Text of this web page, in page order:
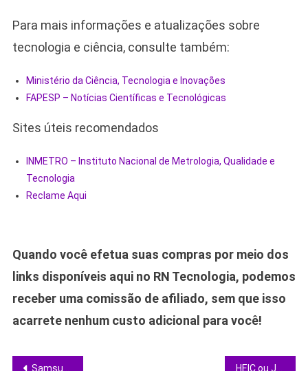
Para mais informações e atualizações sobre
tecnologia e ciência, consulte também:
Ministério da Ciência, Tecnologia e Inovações
FAPESP – Notícias Científicas e Tecnológicas
Sites úteis recomendados
INMETRO – Instituto Nacional de Metrologia, Qualidade e
Tecnologia
Reclame Aqui
Quando você efetua suas compras por meio dos
links disponíveis aqui no RN Tecnologia, podemos
receber uma comissão de afiliado, sem que isso
acarrete nenhum custo adicional para você!
Samsung RF70H: geladeira French Door com IA que se encaixa em qualquer cozinha